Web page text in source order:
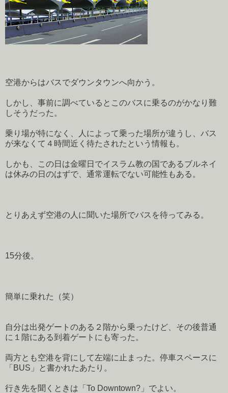
空港からはバスでダウンタウンへ向かう。
しかし、事前に調べているとこのバスに乗るのがかなり難
しそうだった。
乗り場が特になく、人によって乗った場所が違うし、バス
が来なくて４時間近く待たされたという情報も。
しかも、この日は金曜日でイスラム教の国であるブルネイ
は休みの日のはずで、通常運転でない可能性もある。
とりあえず空港の人に聞いた場所でバスを待ってみる。
15分後。
簡単に乗れた（笑）
自分は出発ゲートのある２階から乗ったけど、その後普通
に１階にある到着ゲートにも寄った。
両方とも空港を背にして左端に止まった。停車スペースに
「BUS」と書かれたあたり。
行き先を聞くときは「To Downtown?」でよい。